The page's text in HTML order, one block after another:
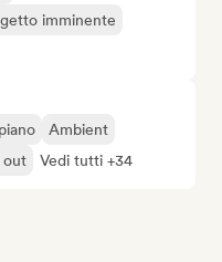
imminente
Ambient
out Vedi tutti +34